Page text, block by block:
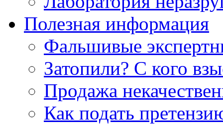
Полезная информация
Фальшивые
Затопили? С кого
Продажа
Как подать